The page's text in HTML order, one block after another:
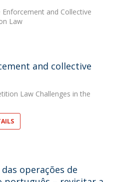
Enforcement and Collective
Law
and collective
Law Challenges in the
operações de